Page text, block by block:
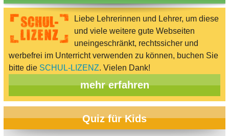
Liebe Lehrerinnen und Lehrer, um diese
und viele weitere gute Webseiten
uneingeschränkt, rechtssicher und
werbefrei im Unterricht verwenden zu können, buchen Sie
bitte die SCHUL-LIZENZ. Vielen Dank!
mehr erfahren
Quiz für Kids